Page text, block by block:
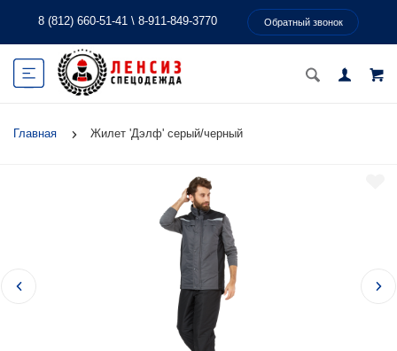
8 (812) 660-51-41 \ 8-911-849-3770 Обратный звонок
Главная Жилет 'Дэлф' серый/черный